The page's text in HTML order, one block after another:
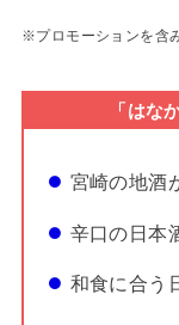
※プロモーションを含
「はな
宮崎の地酒
辛口の日本
和食に合う